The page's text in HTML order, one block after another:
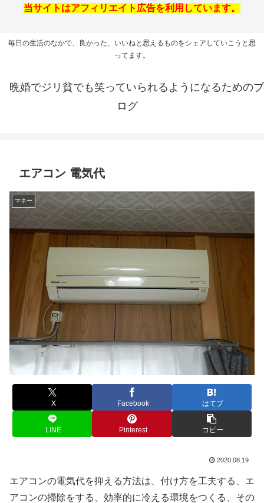
当サイトはアフィリエイト広告を利用しています。
毎日の生活のなかで、良かった、いいねと思えるものをシェアしていこうと思
ってます。
晩婚でジリ貧でも笑っていられるようになるためのブ
ログ
エアコン 電気代
マネー
X Facebook はてブ
LINE Pinterest コピー
2020.08.19
エアコンの電気代を抑える方法は、付け方を工夫する、エ
アコンの掃除をする、効率的に冷える環境をつくる、その